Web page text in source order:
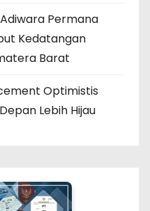
Permana
Kedatangan
Barat
Optimistis
Lebih Hijau